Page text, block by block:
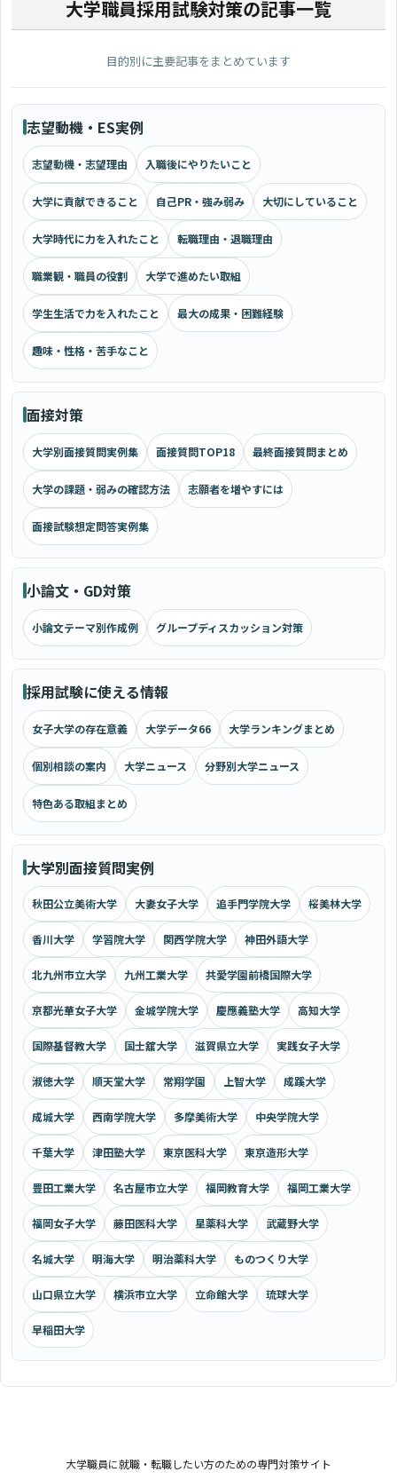
大学職員採用試験対策の記事一覧
目的別に主要記事をまとめています
志望動機・ES実例
志望動機・志望理由 入職後にやりたいこと
大学に貢献できること 自己PR・強み弱み 大切にしていること
大学時代に力を入れたこと 転職理由・退職理由
職業観・職員の役割 大学で進めたい取組
学生生活で力を入れたこと 最大の成果・困難経験
趣味・性格・苦手なこと
面接対策
大学別面接質問実例集 面接質問TOP18 最終面接質問まとめ
大学の課題・弱みの確認方法 志願者を増やすには
面接試験想定問答実例集
小論文・GD対策
小論文テーマ別作成例 グループディスカッション対策
採用試験に使える情報
女子大学の存在意義 大学データ66 大学ランキングまとめ
個別相談の案内 大学ニュース 分野別大学ニュース
特色ある取組まとめ
大学別面接質問実例
秋田公立美術大学 大妻女子大学 追手門学院大学 桜美林大学
香川大学 学習院大学 関西学院大学 神田外語大学
北九州市立大学 九州工業大学 共愛学園前橋国際大学
京都光華女子大学 金城学院大学 慶應義塾大学 高知大学
国際基督教大学 国士舘大学 滋賀県立大学 実践女子大学
淑徳大学 順天堂大学 常翔学園 上智大学 成蹊大学
成城大学 西南学院大学 多摩美術大学 中央学院大学
千葉大学 津田塾大学 東京医科大学 東京造形大学
豊田工業大学 名古屋市立大学 福岡教育大学 福岡工業大学
福岡女子大学 藤田医科大学 星薬科大学 武蔵野大学
名城大学 明海大学 明治薬科大学 ものつくり大学
山口県立大学 横浜市立大学 立命館大学 琉球大学
早稲田大学
大学職員に就職・転職したい方のための専門対策サイト